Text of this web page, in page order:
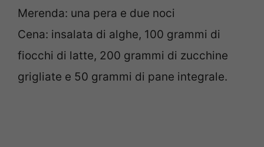
Merenda: una pera e due noci
Cena: insalata di alghe, 100 grammi di
fiocchi di latte, 200 grammi di zucchine
grigliate e 50 grammi di pane integrale.